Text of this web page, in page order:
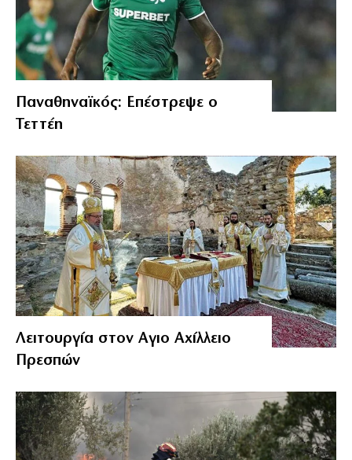
Παναθηναϊκός: Επέστρεψε ο
Τεττέη
Λειτουργία στον Αγιο Αχίλλειο
Πρεσπών